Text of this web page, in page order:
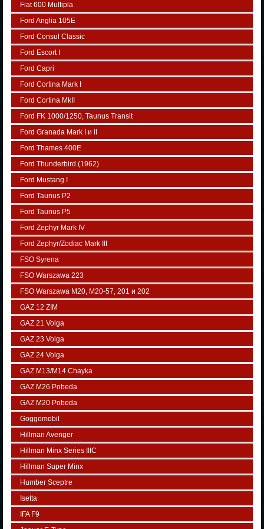
Fiat 600 Multipla
Ford Anglia 105E
Ford Consul Classic
Ford Escort I
Ford Capri
Ford Cortina Mark I
Ford Cortina MkII
Ford FK 1000/1250, Taunus Transit
Ford Granada Mark I и II
Ford Thames 400E
Ford Thunderbird (1962)
Ford Mustang I
Ford Taunus P2
Ford Taunus P5
Ford Zephyr Mark IV
Ford Zephyr/Zodiac Mark III
FSO Syrena
FSO Warszawa 223
FSO Warszawa М20, M20-57, 201 и 202
GAZ 12 ZIM
GAZ 21 Volga
GAZ 23 Volga
GAZ 24 Volga
GAZ M13/M14 Chayka
GAZ M26 Pobeda
GAZ М20 Pobeda
Goggomobil
Hillman Avenger
Hillman Minx Series IIIC
Hillman Super Minx
Humber Sceptre
Isetta
IFA F9